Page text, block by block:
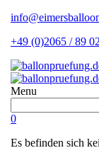
+49 (0)2065 / 89
Menu
0
Es befinden sich